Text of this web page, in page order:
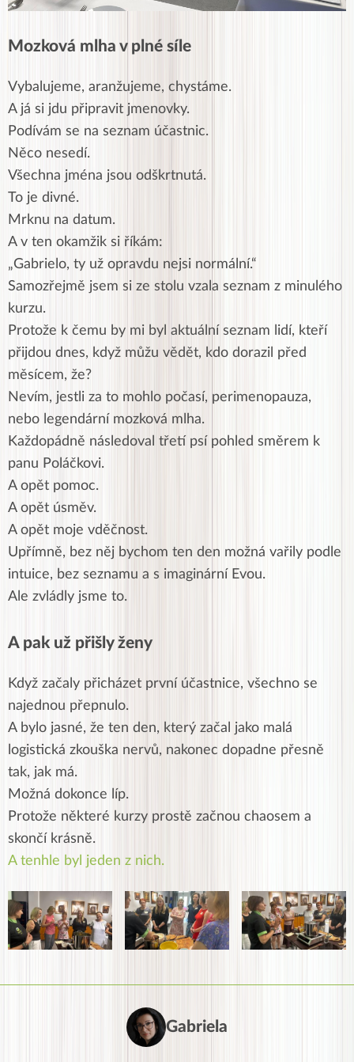
Mozková mlha v plné síle
Vybalujeme, aranžujeme, chystáme.
A já si jdu připravit jmenovky.
Podívám se na seznam účastnic.
Něco nesedí.
Všechna jména jsou odškrtnutá.
To je divné.
Mrknu na datum.
A v ten okamžik si říkám:
„Gabrielo, ty už opravdu nejsi normální.“
Samozřejmě jsem si ze stolu vzala seznam z minulého
kurzu.
Protože k čemu by mi byl aktuální seznam lidí, kteří
přijdou dnes, když můžu vědět, kdo dorazil před
měsícem, že?
Nevím, jestli za to mohlo počasí, perimenopauza,
nebo legendární mozková mlha.
Každopádně následoval třetí psí pohled směrem k
panu Poláčkovi.
A opět pomoc.
A opět úsměv.
A opět moje vděčnost.
Upřímně, bez něj bychom ten den možná vařily podle
intuice, bez seznamu a s imaginární Evou.
Ale zvládly jsme to.
A pak už přišly ženy
Když začaly přicházet první účastnice, všechno se
najednou přepnulo.
A bylo jasné, že ten den, který začal jako malá
logistická zkouška nervů, nakonec dopadne přesně
tak, jak má.
Možná dokonce líp.
Protože některé kurzy prostě začnou chaosem a
skončí krásně.
A tenhle byl jeden z nich.
Gabriela